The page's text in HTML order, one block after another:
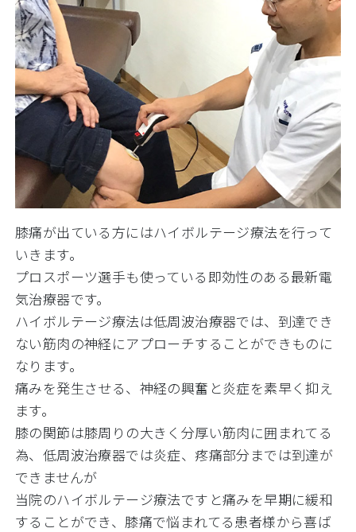
膝痛が出ている方にはハイボルテージ療法を行って
いきます。
プロスポーツ選手も使っている即効性のある最新電
気治療器です。
ハイボルテージ療法は低周波治療器では、到達でき
ない筋肉の神経にアプローチすることができものに
なります。
痛みを発生させる、神経の興奮と炎症を素早く抑え
ます。
膝の関節は膝周りの大きく分厚い筋肉に囲まれてる
為、低周波治療器では炎症、疼痛部分までは到達が
できませんが
当院のハイボルテージ療法ですと痛みを早期に緩和
することができ、膝痛で悩まれてる患者様から喜ば